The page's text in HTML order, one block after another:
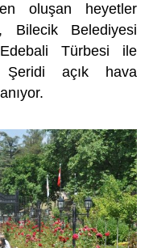
oluşan heyetler
Bilecik Belediyesi
Türbesi ile
Şeridi açık hava